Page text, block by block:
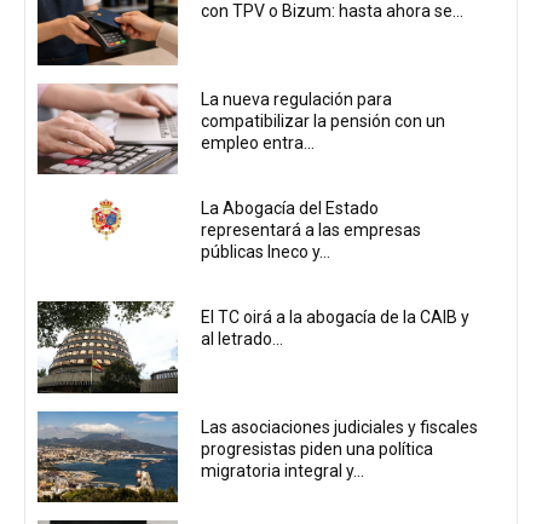
con TPV o Bizum: hasta ahora se...
La nueva regulación para
compatibilizar la pensión con un
empleo entra...
La Abogacía del Estado
representará a las empresas
públicas Ineco y...
El TC oirá a la abogacía de la CAIB y
al letrado...
Las asociaciones judiciales y fiscales
progresistas piden una política
migratoria integral y...